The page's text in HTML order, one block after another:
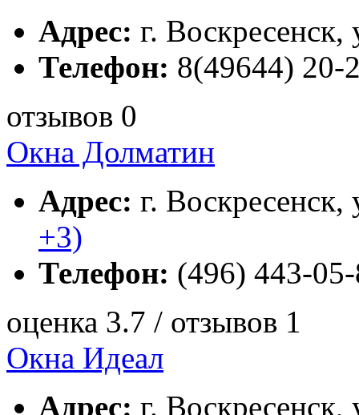
Адрес: г. Воскресенск,
Телефон: 8(49644) 20-
отзывов 0
Окна Долматин
Адрес: г.
+3)
Телефон: (496) 443-
оценка 3.7 / отзывов 1
Окна Идеал
Адрес: г.